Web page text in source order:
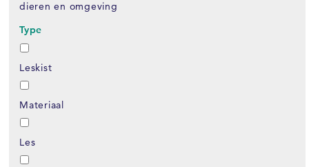
dieren en omgeving
Type
Leskist
Materiaal
Les